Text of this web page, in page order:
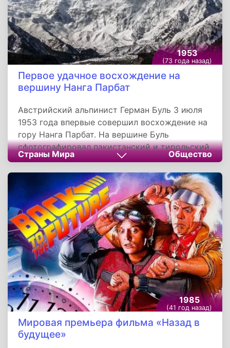
1953
(73 года назад)
Первое удачное восхождение на
вершину Нанга Парбат
Австрийский альпинист Герман Буль 3 июля
1953 года впервые совершил восхождение на
гору Нанга Парбат. На вершине Буль
сфотографировал пакистанский и тирольский
флаг. Ледоруб он оставил на горе в
подтверждение своего восхождения и пошел
вниз с лыжными палками. Нанга Парбат
расположен на северо-западе Гималаев и
является девятым по высоте
восьмитысячником мира. Кроме того, это
одна из трех, по статистике несчастных
случаев, самых опасных для восхождения
вершин выше 8 000 метров.
Страны Мира Общество
1985
(41 год назад)
Мировая премьера фильма «Назад в
будущее»